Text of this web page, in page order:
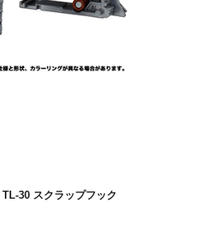
/ TL-30 スクラップフック